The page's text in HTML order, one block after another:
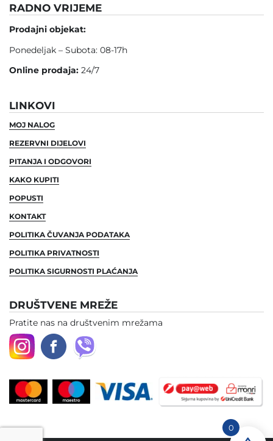
RADNO VRIJEME
Prodajni objekat:
Ponedeljak – Subota: 08-17h
Online prodaja: 24/7
LINKOVI
MOJ NALOG
REZERVNI DIJELOVI
PITANJA I ODGOVORI
KAKO KUPITI
POPUSTI
KONTAKT
POLITIKA ČUVANJA PODATAKA
POLITIKA PRIVATNOSTI
POLITIKA SIGURNOSTI PLAĆANJA
DRUŠTVENE MREŽE
Pratite nas na društvenim mrežama
0